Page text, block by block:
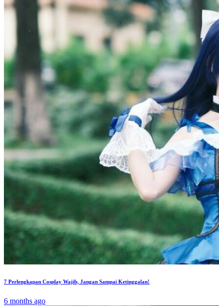
7 Perlengkapan Cosplay Wajib, Jangan Sampai Ketinggalan!
6 months ago